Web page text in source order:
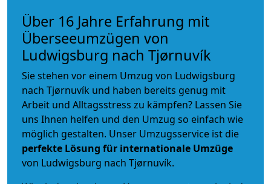
Über 16 Jahre Erfahrung mit
Überseeumzügen von
Ludwigsburg nach Tjørnuvík
Sie stehen vor einem Umzug von Ludwigsburg
nach Tjørnuvík und haben bereits genug mit
Arbeit und Alltagsstress zu kämpfen? Lassen Sie
uns Ihnen helfen und den Umzug so einfach wie
möglich gestalten. Unser Umzugsservice ist die
perfekte Lösung für internationale Umzüge
von Ludwigsburg nach Tjørnuvík.